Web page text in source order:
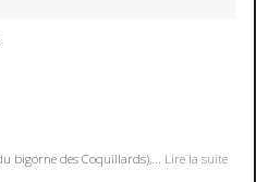
bigorne des Coquillards),... Lire la suite